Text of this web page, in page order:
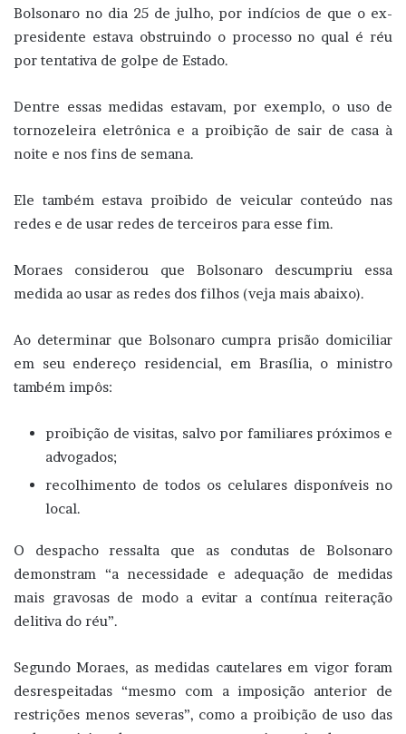
Bolsonaro no dia 25 de julho, por indícios de que o ex-
presidente estava obstruindo o processo no qual é réu
por tentativa de golpe de Estado.
Dentre essas medidas estavam, por exemplo, o uso de
tornozeleira eletrônica e a proibição de sair de casa à
noite e nos fins de semana.
Ele também estava proibido de veicular conteúdo nas
redes e de usar redes de terceiros para esse fim.
Moraes considerou que Bolsonaro descumpriu essa
medida ao usar as redes dos filhos (veja mais abaixo).
Ao determinar que Bolsonaro cumpra prisão domiciliar
em seu endereço residencial, em Brasília, o ministro
também impôs:
proibição de visitas, salvo por familiares próximos e
advogados;
recolhimento de todos os celulares disponíveis no
local.
O despacho ressalta que as condutas de Bolsonaro
demonstram “a necessidade e adequação de medidas
mais gravosas de modo a evitar a contínua reiteração
delitiva do réu”.
Segundo Moraes, as medidas cautelares em vigor foram
desrespeitadas “mesmo com a imposição anterior de
restrições menos severas”, como a proibição de uso das